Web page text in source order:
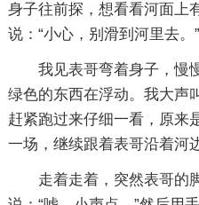
身子往前探，想看看河面上
说：“小心，别滑到河里去。
我见表哥弯着身子，慢
绿色的东西在浮动。我大声
赶紧跑过来仔细一看，原来
一场，继续跟着表哥沿着河
走着走着，突然表哥的